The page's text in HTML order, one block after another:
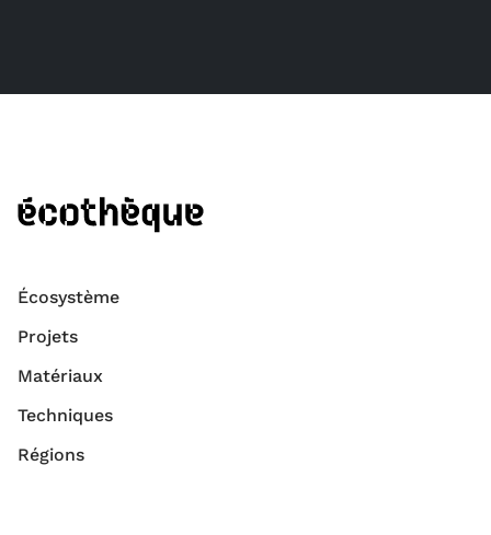
Écosystème
Projets
Matériaux
Techniques
Régions